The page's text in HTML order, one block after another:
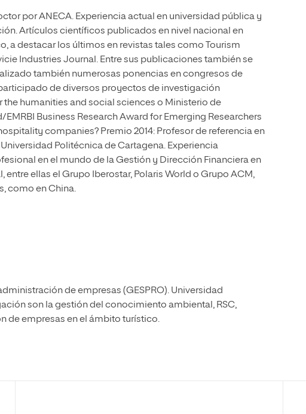
por ANECA. Experiencia actual en universidad pública y
Artículos científicos publicados en nivel nacional en
a destacar los últimos en revistas tales como Tourism
Industries Journal. Entre sus publicaciones también se
también numerosas ponencias en congresos de
de diversos proyectos de investigación
humanities and social sciences o Ministerio de
Business Research Award for Emerging Researchers
companies? Premio 2014: Profesor de referencia en
Politécnica de Cartagena. Experiencia
en el mundo de la Gestión y Dirección Financiera en
ellas el Grupo Iberostar, Polaris World o Grupo ACM,
como en China.
de empresas (GESPRO). Universidad
son la gestión del conocimiento ambiental, RSC,
de empresas en el ámbito turístico.